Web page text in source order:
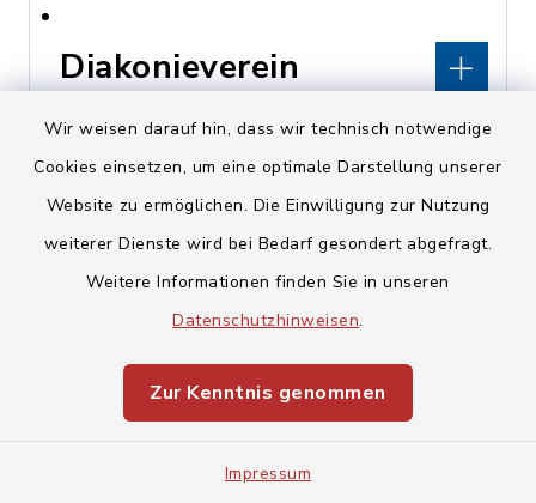
Wir weisen darauf hin, dass wir technisch notwendige
Cookies einsetzen, um eine optimale Darstellung unserer
Website zu ermöglichen. Die Einwilligung zur Nutzung
weiterer Dienste wird bei Bedarf gesondert abgefragt.
Weitere Informationen finden Sie in unseren
Datenschutzhinweisen.
Zur Kenntnis genommen
Impressum
Diakonieverein
Kunreuth
Kirchberg 16, 91358
Kunreuth
www.kunreuth-
evangelisch.de